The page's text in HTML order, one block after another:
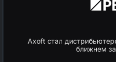
Axoft стал
ближнем